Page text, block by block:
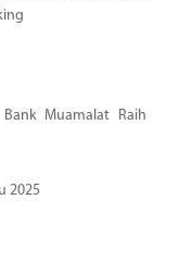
Muamalat Raih
2025